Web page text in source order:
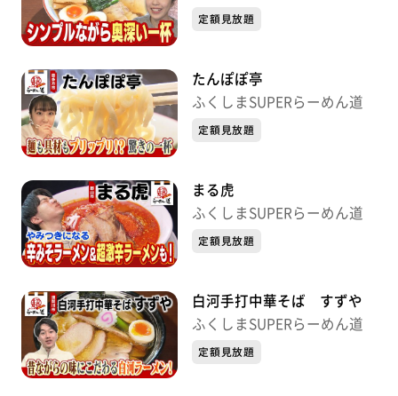
定額見放題
たんぽぽ亭
ふくしまSUPERらーめん道
定額見放題
まる虎
ふくしまSUPERらーめん道
定額見放題
白河手打中華そば すずや
ふくしまSUPERらーめん道
定額見放題